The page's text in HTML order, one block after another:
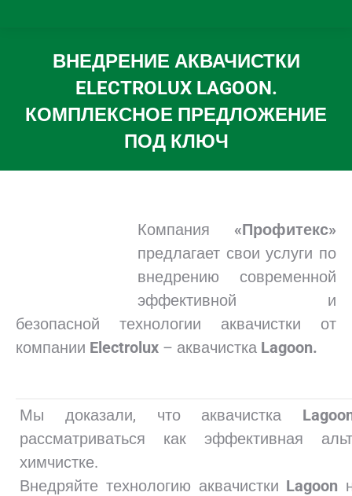
ВНЕДРЕНИЕ АКВАЧИСТКИ
ELECTROLUX LAGOON.
КОМПЛЕКСНОЕ ПРЕДЛОЖЕНИЕ
ПОД КЛЮЧ
Вы здесь:
Компания «Профитекс»
предлагает свои услуги по
внедрению современной
эффективной и
безопасной технологии аквачистки от
компании Electrolux – аквачистка Lagoon.
Мы доказали, что аквачистка
рассматриваться как эффективная
химчистке.
Внедряйте технологию аквачистки Lagoon